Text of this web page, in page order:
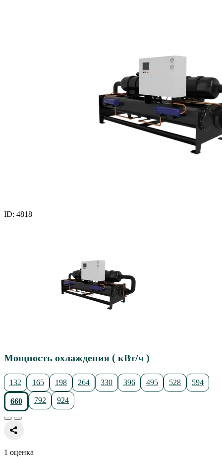
ID: 4818
Мощность охлаждения ( кВт/ч )
132 165 198 264 330 396 495 528 594
660 792 924
1 оценка